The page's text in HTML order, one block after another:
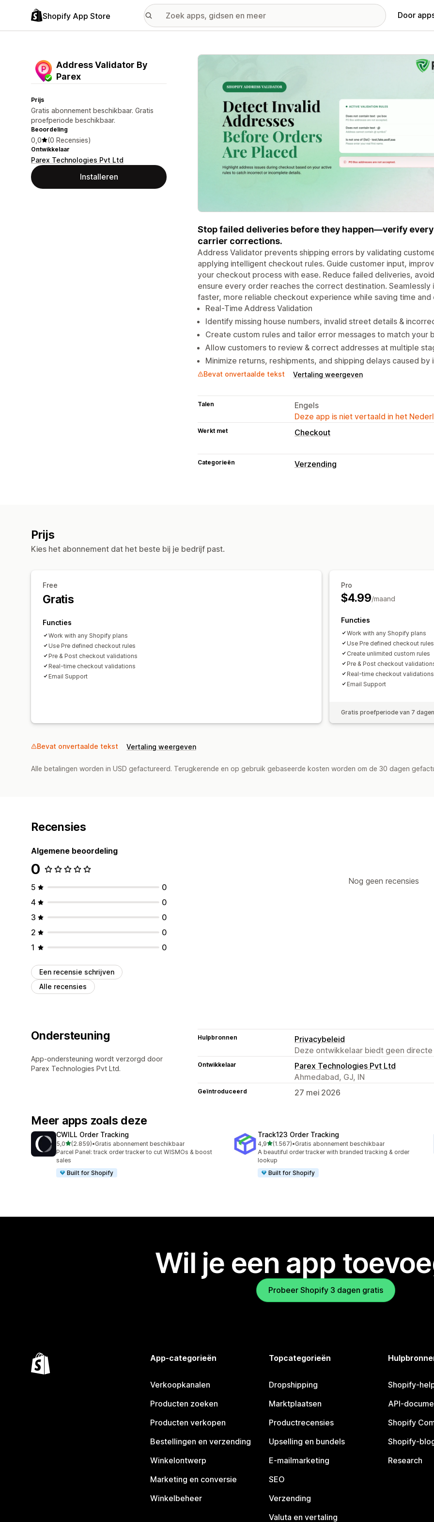
Shopify App Store Door
Address Validator By
Parex
Prijs
Gratis abonnement beschikbaar. Gratis
proefperiode beschikbaar.
Beoordeling
0,0 (0 Recensies)
Ontwikkelaar
Parex Technologies Pvt Ltd
Installeren
Galerij met uitgelichte afbeeldingen
Stop failed deliveries before they happen—verify
carrier corrections.
Address Validator prevents shipping errors by validating
applying intelligent checkout rules. Guide customer input,
your checkout process with ease. Reduce failed deliveries,
ensure every order reaches the correct destination.
faster, more reliable checkout experience while saving time
Real-Time Address Validation
Identify missing house numbers, invalid street details &
Create custom rules and tailor error messages to match your
Allow customers to review & correct addresses at multiple
Minimize returns, reshipments, and shipping delays caused
Bevat onvertaalde tekst Vertaling weergeven
Talen
Engels
Deze app is niet vertaald in het
Werkt met Checkout
Categorieën Verzending
Prijs
Kies het abonnement dat het beste bij je bedrijf past.
Free
Gratis
Functies
Work with any Shopify plans
Use Pre defined checkout rules
Pre & Post checkout validations
Real-time checkout validations
Email Support
Pro
$4.99/maand
Functies
Work with any Shopify plans
Use Pre defined checkout rules
Create unlimited custom rules
Pre & Post checkout
Real-time checkout validations
Email Support
Gratis proefperiode van 7 dagen
Bevat onvertaalde tekst Vertaling weergeven
Alle betalingen worden in USD gefactureerd. Terugkerende en op gebruik gebaseerde kosten worden om de 30 dagen
Recensies
Algemene beoordeling
0
5
0
4
0
3
0
2
0
1
0
Een recensie schrijven
Alle recensies
Nog geen recensies
Ondersteuning
App-ondersteuning wordt verzorgd door
Parex Technologies Pvt Ltd.
Hulpbronnen
Privacybeleid
Deze ontwikkelaar biedt geen
Ontwikkelaar
Parex Technologies Pvt Ltd
Ahmedabad, GJ, IN
Geïntroduceerd 27 mei 2026
Meer apps zoals deze
CWILL Order Tracking
5,0van 5 sterren
(2.859)
2859 recensies in totaal
•Gratis abonnement beschikbaar
Parcel Panel: track order tracker to cut WISMOs & boost
sales
Built for Shopify
Track123 Order Tracking
4,9van 5 sterren
(1.567)
1567 recensies in totaal
•Gratis abonnement beschikbaar
A beautiful order tracker with branded tracking & order
lookup
Built for Shopify
Wil je een app
Probeer Shopify 3 dagen gratis
App-categorieën
Verkoopkanalen
Producten zoeken
Producten verkopen
Bestellingen en verzending
Winkelontwerp
Marketing en conversie
Winkelbeheer
Topcategorieën
Dropshipping
Marktplaatsen
Productrecensies
Upselling en bundels
E-mailmarketing
SEO
Verzending
Valuta en vertaling
Shopify-
API-
Shopify
Shopify-
Research